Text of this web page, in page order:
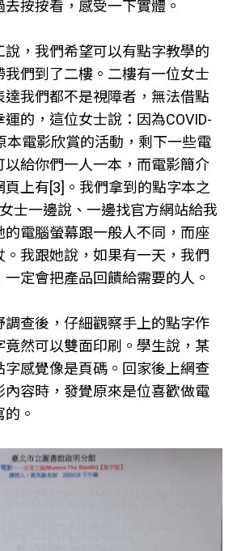
按按看，感受一下實體。
說，我們希望可以有點字教學的
我們到了二樓。二樓有一位女士
我們都不是視障者，無法借點
的，這位女士說：因為COVID-
本電影欣賞的活動，剩下一些電
以給你們一人一本，而電影簡介
頁上有[3]。我們拿到的點字本之
士一邊說、一邊找官方網站給我
的電腦螢幕跟一般人不同，而座
我跟她說，如果有一天，我們
定會把產品回饋給需要的人。
調查後，仔細觀察手上的點字作
竟然可以雙面印刷。學生說，某
字感覺像是頁碼。回家後上網查
內容時，發覺原來是位喜歡做電
。